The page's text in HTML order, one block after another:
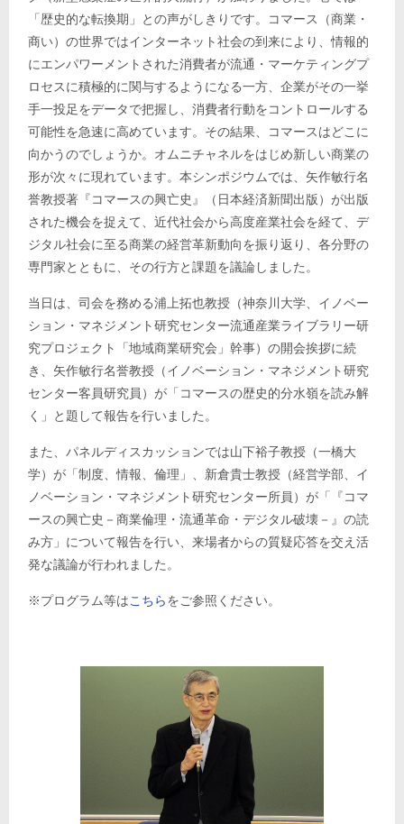
「歴史的な転換期」との声がしきりです。コマース（商業・
商い）の世界ではインターネット社会の到来により、情報的
にエンパワーメントされた消費者が流通・マーケティングプ
ロセスに積極的に関与するようになる一方、企業がその一挙
手一投足をデータで把握し、消費者行動をコントロールする
可能性を急速に高めています。その結果、コマースはどこに
向かうのでしょうか。オムニチャネルをはじめ新しい商業の
形が次々に現れています。本シンポジウムでは、矢作敏行名
誉教授著『コマースの興亡史』（日本経済新聞出版）が出版
された機会を捉えて、近代社会から高度産業社会を経て、デ
ジタル社会に至る商業の経営革新動向を振り返り、各分野の
専門家とともに、その行方と課題を議論しました。
当日は、司会を務める浦上拓也教授（神奈川大学、イノベー
ション・マネジメント研究センター流通産業ライブラリー研
究プロジェクト「地域商業研究会」幹事）の開会挨拶に続
き、矢作敏行名誉教授（イノベーション・マネジメント研究
センター客員研究員）が「コマースの歴史的分水嶺を読み解
く」と題して報告を行いました。
また、パネルディスカッションでは山下裕子教授（一橋大
学）が「制度、情報、倫理」、新倉貴士教授（経営学部、イ
ノベーション・マネジメント研究センター所員）が「『コマ
ースの興亡史－商業倫理・流通革命・デジタル破壊－』の読
み方」について報告を行い、来場者からの質疑応答を交え活
発な議論が行われました。
※プログラム等はこちらをご参照ください。